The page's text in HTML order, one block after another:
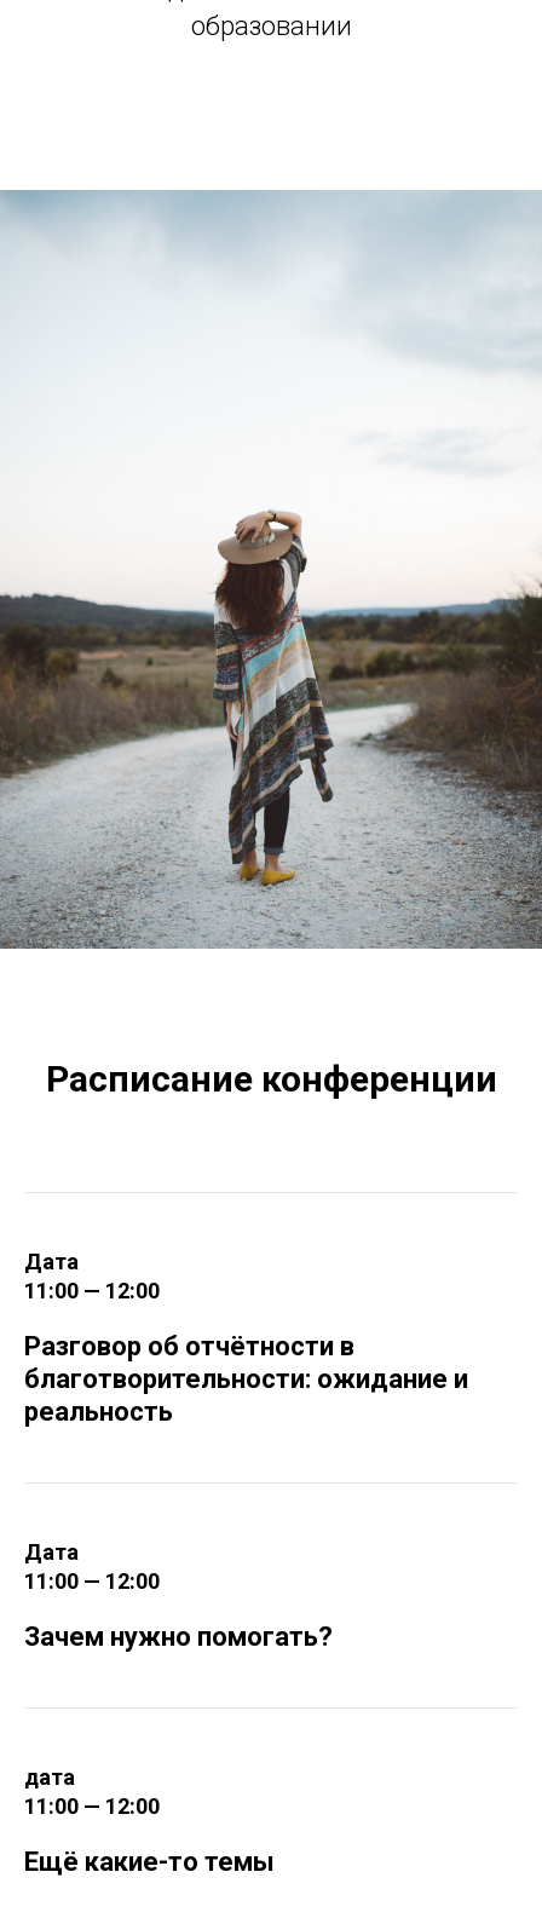
образовании
Расписание конференции
Дата
11:00 — 12:00
Разговор об отчётности в
благотворительности: ожидание и
реальность
Дата
11:00 — 12:00
Зачем нужно помогать?
дата
11:00 — 12:00
Ещё какие-то темы